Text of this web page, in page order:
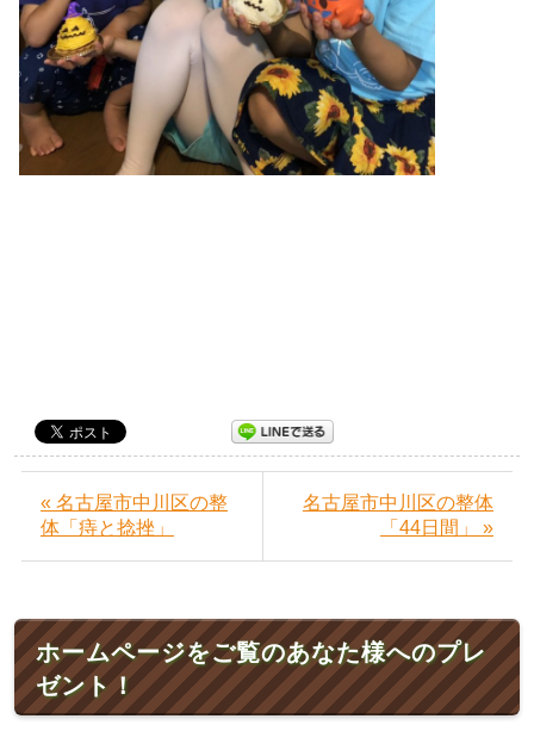
« 名古屋市中川区の整
体「痔と捻挫」
名古屋市中川区の整体
「44日間」 »
ホームページをご覧のあなた様へのプレ
ゼント！